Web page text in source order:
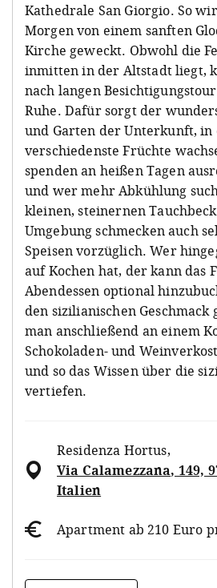
Kathedrale San Giorgio. So
Morgen von einem sanften
Kirche geweckt. Obwohl die
inmitten in der Altstadt liegt,
nach langen
Ruhe. Dafür sorgt der
und Garten der Unterkunft, in
verschiedenste Früchte
spenden an heißen Tagen
und wer mehr Abkühlung
kleinen, steinernen
Umgebung schmecken auch
Speisen vorzüglich. Wer
auf Kochen hat, der kann das
Abendessen optional
den sizilianischen Geschmack
man anschließend an einem
Schokoladen- und
und so das Wissen über die
vertiefen.
Residenza Hortus,
Via Calamezzana, 149,
Italien
Apartment ab 210 Euro